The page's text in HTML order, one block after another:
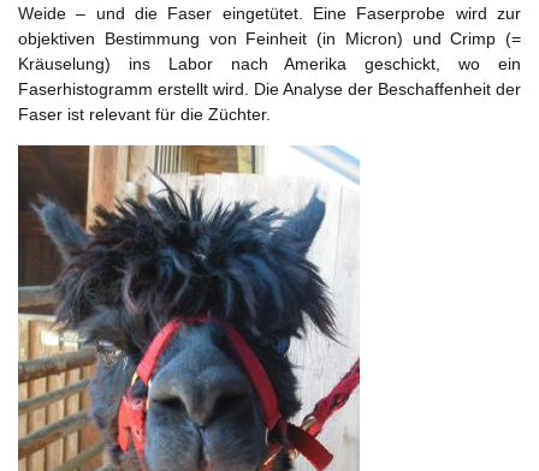
Weide – und die Faser eingetütet. Eine Faserprobe wird zur
objektiven Bestimmung von Feinheit (in Micron) und Crimp (=
Kräuselung) ins Labor nach Amerika geschickt, wo ein
Faserhistogramm erstellt wird. Die Analyse der Beschaffenheit der
Faser ist relevant für die Züchter.